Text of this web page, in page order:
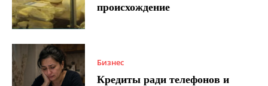
происхождение
Бизнес
Кредиты ради телефонов и